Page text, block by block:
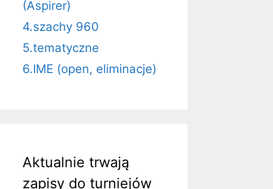
(Aspirer)
4.szachy 960
5.tematyczne
6.IME (open, eliminacje)
Aktualnie trwają
zapisy do turniejów